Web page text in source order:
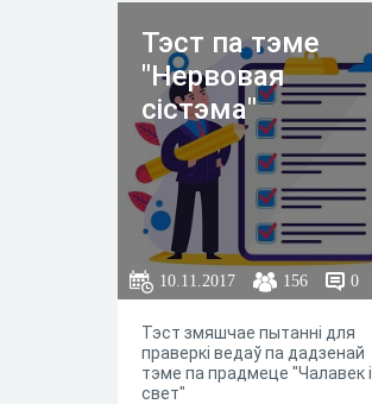
Тэст па тэме
"Нервовая
сістэма"
10.11.2017 156 0
Тэст змяшчае пытанні для
праверкі ведаў па дадзенай
тэме па прадмеце "Чалавек і
свет"